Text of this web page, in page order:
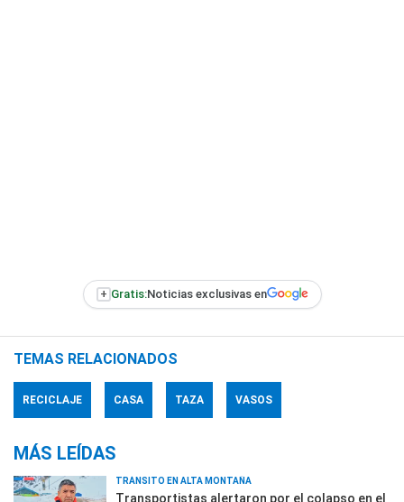
+ Gratis:Noticias exclusivas en
TEMAS RELACIONADOS
RECICLAJE CASA TAZA VASOS
MÁS LEÍDAS
TRÁNSITO EN ALTA MONTAÑA
Transportistas alertaron por el colapso en el